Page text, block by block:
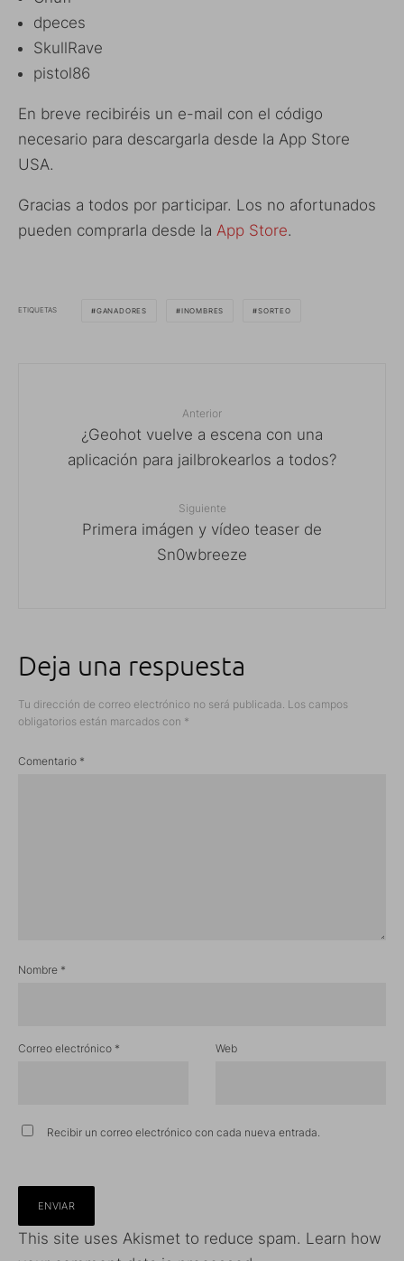
dpeces
SkullRave
pistol86
En breve recibiréis un e-mail con el código
necesario para descargarla desde la App Store
USA.
Gracias a todos por participar. Los no afortunados
pueden comprarla desde la App Store.
ETIQUETAS GANADORES INOMBRES SORTEO
Anterior
¿Geohot vuelve a escena con una
aplicación para jailbrokearlos a todos?
Siguiente
Primera imágen y vídeo teaser de
Sn0wbreeze
Deja una respuesta
Tu dirección de correo electrónico no será publicada. Los campos
obligatorios están marcados con *
Comentario *
Nombre *
Correo electrónico * Web
Recibir un correo electrónico con cada nueva entrada.
This site uses Akismet to reduce spam. Learn how